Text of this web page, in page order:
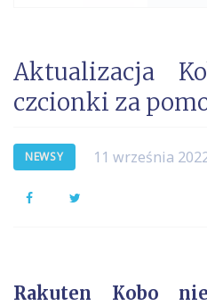
Aktualizacja
czcionki za
NEWSY 11 września
Facebook
Rakuten Kobo